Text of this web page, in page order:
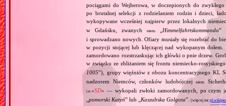
pociągami do Wejherowa, w doczepionych do
po brutalnej selekcji z rodzielaniem rodzin i dzieci,
wykopywane wcześniej najpierw przez lokalnych
w Gdańsku, zwanych
niem. Himmelfahrtskommando”
i sprowadzano nowych. Ofiary musiały się rozebrać do
w pozycji stojącej lub klęczącej nad wykopanym
zamordowano rozstrzaskując ich główki o pnie drzew.
w związku ze zbliżaniem się frontu
1005”), grupy więźniów z obozu koncentracyjnego KL
nadzorem Niemców, członków ludobójczej
niem.
i.e.«SD» — wykopali zwłoki zamordowanych, po czym
„pomorski Katyń” lub „ Kaszubska Golgota”. (więcej na: